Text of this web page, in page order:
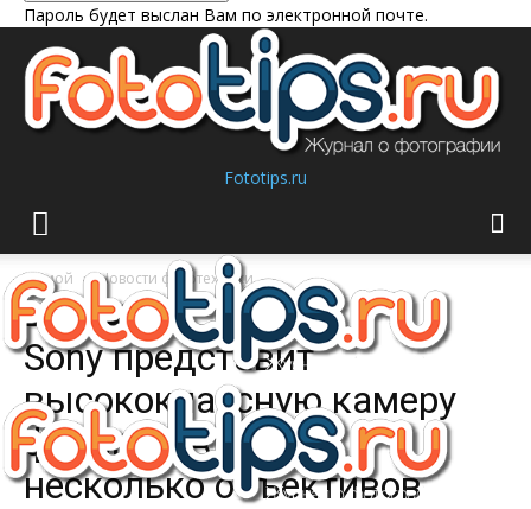
Пароль будет выслан Вам по электронной почте.
Fototips.ru
Домой Новости фототехники
Новости фототехники
Sony представит
высококлассную камеру
формата APS-C и
несколько объективов